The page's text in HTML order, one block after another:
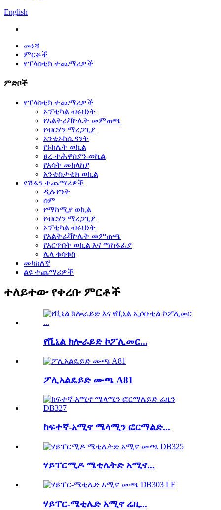
English
መነሻ
ምርቶች
የፕላስቲክ ተጨማሪዎች
ምድቦች
የፕላስቲክ ተጨማሪዎች
ኦፕቲካል ብሩህነት
የአልትራቫዮሌት መምጠጫ
የብርሃን ማረጋጊያ
አንቲኦክሲዳንት
የኑክሌት ወኪል
ፀረ-ተሕዋስያን-ወኪል
የእሳት መከላከያ
አንቲስታቲክ ወኪል
የሽፋን ተጨማሪዎች
ዲሉየንት
ሰም
የማከሚያ ወኪል
የብርሃን ማረጋጊያ
ኦፕቲካል ብሩህነት
የአልትራቫዮሌት መምጠጫ
የእርጥበት ወኪል እና ማከፋፈያ
ሌላ ቁሳቁስ
መካከለኛ
ልዩ ተጨማሪዎች
ተለይተው የቀረቡ ምርቶች
የቪኒል ክሎራይድ ኮፖሊመር...
ፖሊአልዴይድ ሙጫ A81
ከፍተኛ-አሚኖ ሜላሚን ፎርማልድ...
ሃይፐርሚዶ ሜቲሌትድ አሚኖ...
ሃይፐር-ሜቲሌድ አሚኖ ሬዚ...